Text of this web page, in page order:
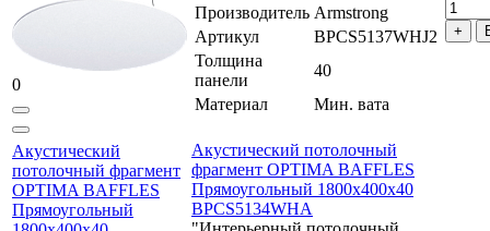
0
Производитель Armstrong
Артикул
BPCS5137WHJ2
Толщина
панели
40
Материал
Мин. вата
Акустический
потолочный фрагмент
OPTIMA BAFFLES
Прямоугольный
Акустический потолочный
фрагмент OPTIMA BAFFLES
Прямоугольный 1800x400x40
BPCS5134WHA